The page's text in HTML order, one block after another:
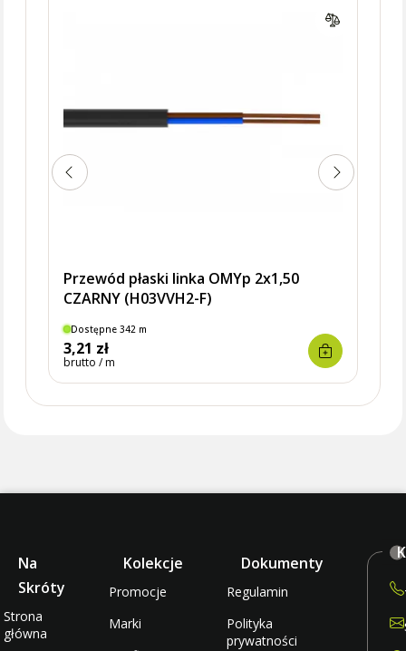
Przewód płaski linka OMYp 2x1,50
CZARNY (H03VVH2-F)
Dostępne 342 m
3,21 zł
brutto / m
Na
Skróty
Strona
główna
Kolekcje
Promocje
Marki
Dokumenty
Regulamin
Polityka
prywatności